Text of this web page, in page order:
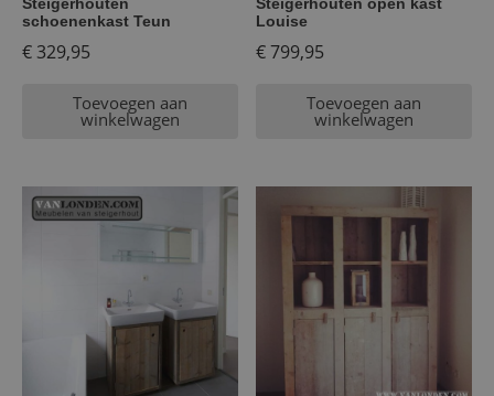
schoenenkast Teun
€329,95
Toevoegen aan
winkelwagen
Louise
€799,95
Toevoegen aan
winkelwagen